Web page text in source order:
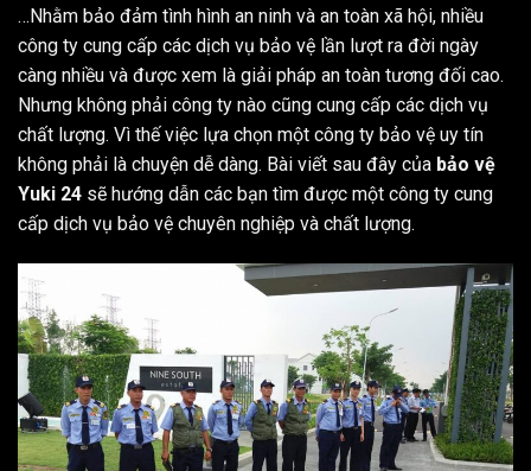
…Nhằm bảo đảm tình hình an ninh và an toàn xã hội, nhiều
công ty cung cấp các dịch vụ bảo vệ lần lượt ra đời ngày
càng nhiều và được xem là giải pháp an toàn tương đối cao.
Nhưng không phải công ty nào cũng cung cấp các dịch vụ
chất lượng. Vì thế việc lựa chọn một công ty bảo vệ uy tín
không phải là chuyện dễ dàng. Bài viết sau đây của bảo vệ
Yuki 24 sẽ hướng dẫn các bạn tìm được một công ty cung
cấp dịch vụ bảo vệ chuyên nghiệp và chất lượng.